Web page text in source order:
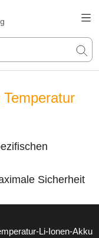
Sicherheit
Li-Ionen-Akku